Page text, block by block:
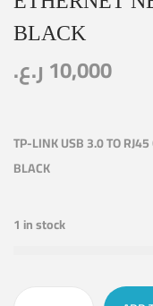
BLACK
10,000 ر.ع.
TP-LINK USB 3.0 TO
BLACK
1 in stock